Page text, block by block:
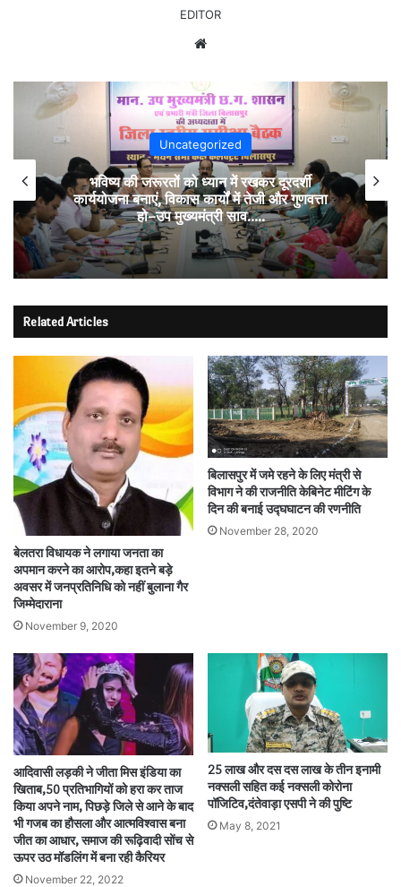
EDITOR
Uncategorized
उप मुख्यमंत्री अरुण साव ने किया अन्नपूर्ति ग्रेन एटीएम
का शुभारंभ…..
Related Articles
बेलतरा विधायक ने लगाया जनता का
अपमान करने का आरोप,कहा इतने बड़े
अवसर में जनप्रतिनिधि को नहीं बुलाना गैर
जिम्मेदाराना
November 9, 2020
बिलासपुर में जमे रहने के लिए मंत्री से
विभाग ने की राजनीति केबिनेट मीटिंग के
दिन की बनाई उद्घघाटन की रणनीति
November 28, 2020
आदिवासी लड़की ने जीता मिस इंडिया का
खिताब,50 प्रतिभागियों को हरा कर ताज
किया अपने नाम, पिछड़े जिले से आने के बाद
भी गजब का हौसला और आत्मविश्वास बना
जीत का आधार, समाज की रूढ़िवादी सोंच से
ऊपर उठ मॉडलिंग में बना रही कैरियर
November 22, 2022
25 लाख और दस दस लाख के तीन इनामी
नक्सली सहित कई नक्सली कोरोना
पॉजिटिव,दंतेवाड़ा एसपी ने की पुष्टि
May 8, 2021